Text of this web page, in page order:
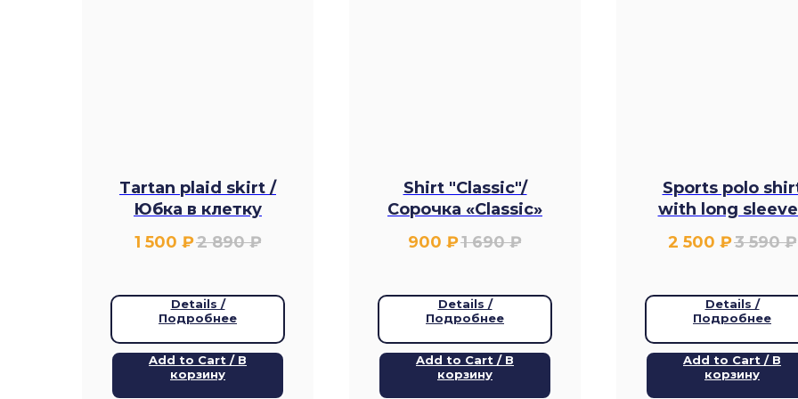
Tartan plaid skirt /
Юбка в клетку
1 500 ₽2 890 ₽
Details /
Подробнее
Add to Cart / В
корзину
Shirt "Classic"/
Сорочка «Classic»
900 ₽1 690 ₽
Details /
Подробнее
Add to Cart / В
корзину
Sports polo
with long
футболка-поло с
UNI
2 500 ₽3 590 ₽
Details /
Подробнее
Add to Cart / В
корзину